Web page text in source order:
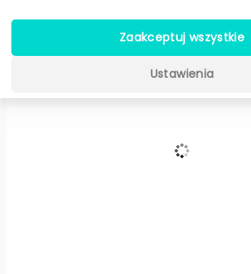
Zaakceptuj wszystkie
Ustawienia